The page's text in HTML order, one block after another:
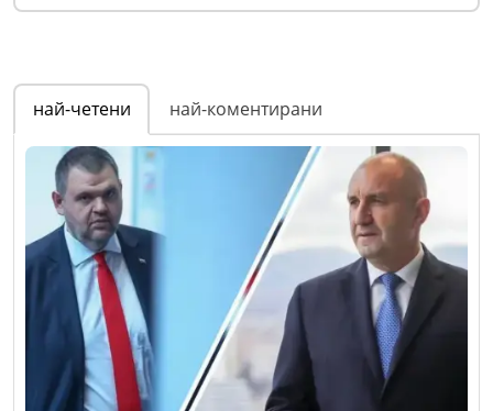
най-четени най-коментирани